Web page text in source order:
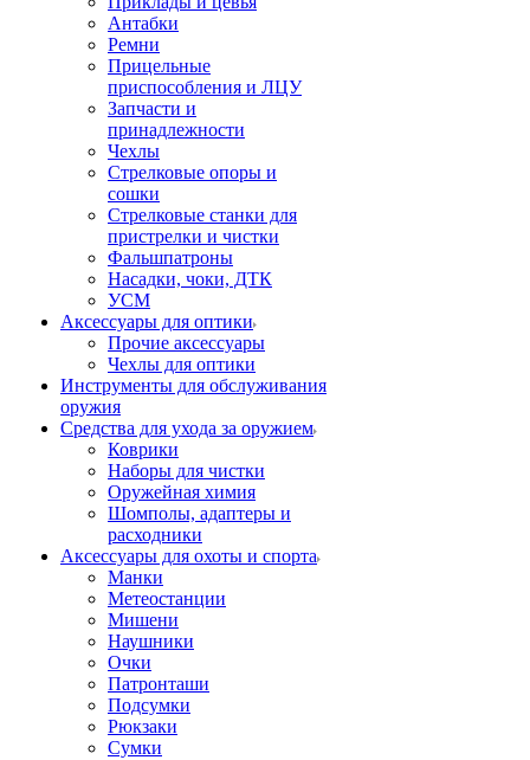
Антабки
Ремни
Прицельные
приспособления и ЛЦУ
Запчасти и
принадлежности
Чехлы
Стрелковые опоры и
сошки
Стрелковые станки для
пристрелки и чистки
Фальшпатроны
Насадки, чоки, ДТК
УСМ
Аксессуары для оптики
Прочие аксессуары
Чехлы для оптики
Инструменты для обслуживания
оружия
Средства для ухода за оружием
Коврики
Наборы для чистки
Оружейная химия
Шомполы, адаптеры и
расходники
Аксессуары для охоты и спорта
Манки
Метеостанции
Мишени
Наушники
Очки
Патронташи
Подсумки
Рюкзаки
Сумки